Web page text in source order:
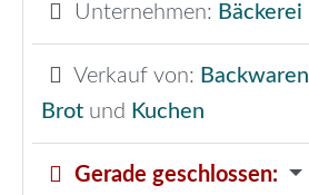
Unternehmen: Bäckerei
Verkauf von: Backwaren
Brot und Kuchen
Gerade geschlossen: